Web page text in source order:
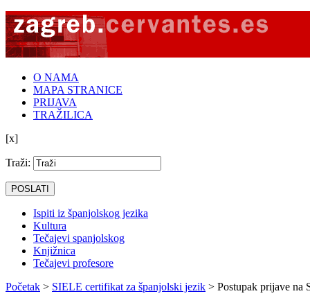
O NAMA
MAPA STRANICE
PRIJAVA
TRAŽILICA
[x]
‪Traži:
Ispiti iz španjolskog jezika
Kultura
Tečajevi spanjolskog
Knjižnica
Tečajevi profesore
Početak > SIELE certifikat za španjolski jezik > Postupak prijave na